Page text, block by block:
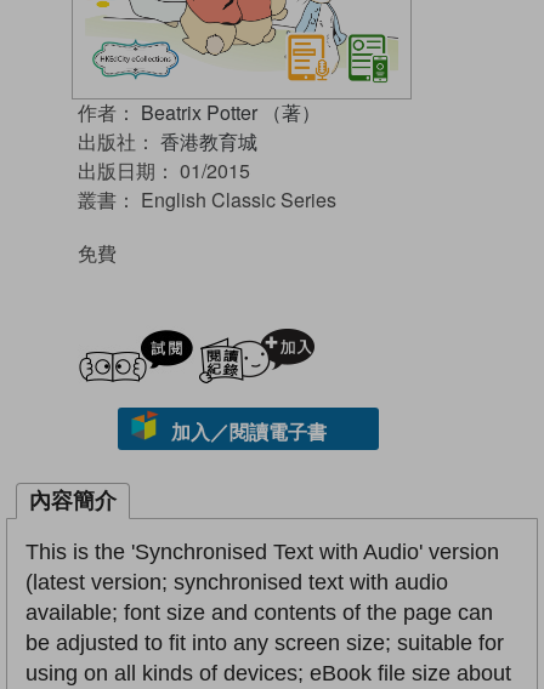
作者： Beatrix Potter （著）
出版社： 香港教育城
出版日期： 01/2015
叢書： English Classic Series
免費
試閲
加入／閱讀電子書
內容簡介
This is the 'Synchronised Text with Audio' version
(latest version; synchronised text with audio
available; font size and contents of the page can
be adjusted to fit into any screen size; suitable for
using on all kinds of devices; eBook file size about